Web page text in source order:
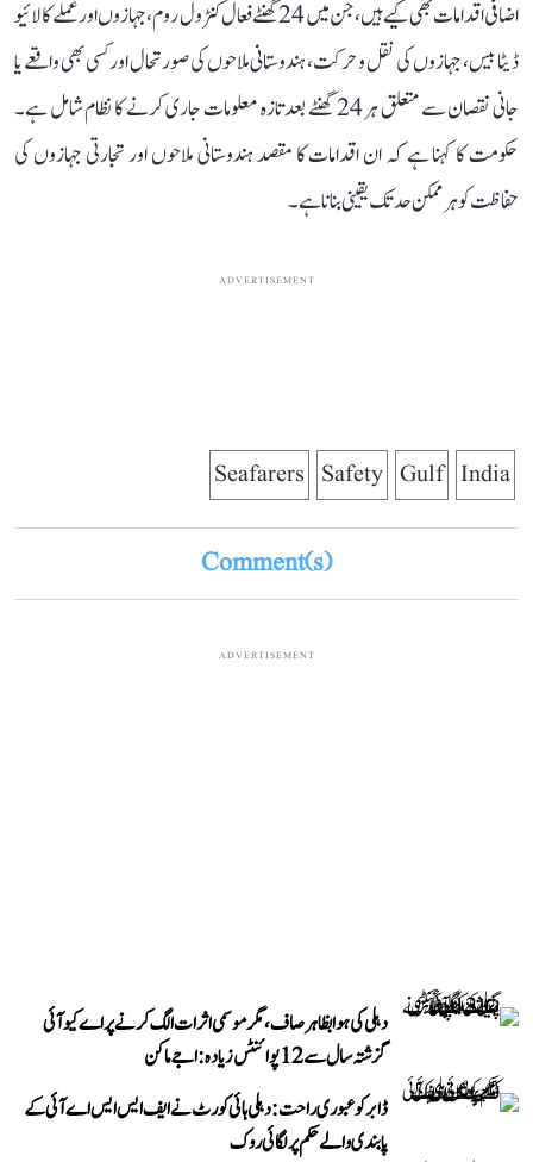
اضافی اقدامات بھی کیے ہیں، جن میں 24 گھنٹے فعال کنٹرول روم، جہازوں اور عملے کا لائیو
ڈیٹا بیس، جہازوں کی نقل و حرکت، ہندوستانی ملاحوں کی صورتحال اور کسی بھی واقعے یا
جانی نقصان سے متعلق ہر 24 گھنٹے بعد تازہ معلومات جاری کرنے کا نظام شامل ہے۔
حکومت کا کہنا ہے کہ ان اقدامات کا مقصد ہندوستانی ملاحوں اور تجارتی جہازوں کی
حفاظت کو ہر ممکن حد تک یقینی بنانا ہے۔
ADVERTISEMENT
India
Gulf
Safety
Seafarers
Comment(s)
ADVERTISEMENT
دہلی کی ہوا بظاہر صاف، مگر موسمی اثرات الگ کرنے پر اے کیو آئی
گزشتہ سال سے 12 پوائنٹس زیادہ: اجے ماکن
ڈابر کو عبوری راحت: دہلی ہائی کورٹ نے ایف ایس ایس اے آئی کے
پابندی والے حکم پر لگائی روک